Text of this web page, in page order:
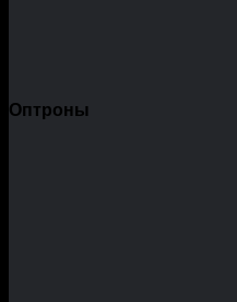
Оптроны